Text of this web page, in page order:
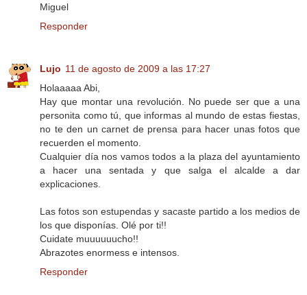
Miguel
Responder
Lujo 11 de agosto de 2009 a las 17:27
Holaaaaa Abi,
Hay que montar una revolución. No puede ser que a una
personita como tú, que informas al mundo de estas fiestas,
no te den un carnet de prensa para hacer unas fotos que
recuerden el momento.
Cualquier día nos vamos todos a la plaza del ayuntamiento
a hacer una sentada y que salga el alcalde a dar
explicaciones.
Las fotos son estupendas y sacaste partido a los medios de
los que disponías. Olé por ti!!
Cuidate muuuuuucho!!
Abrazotes enormess e intensos.
Responder